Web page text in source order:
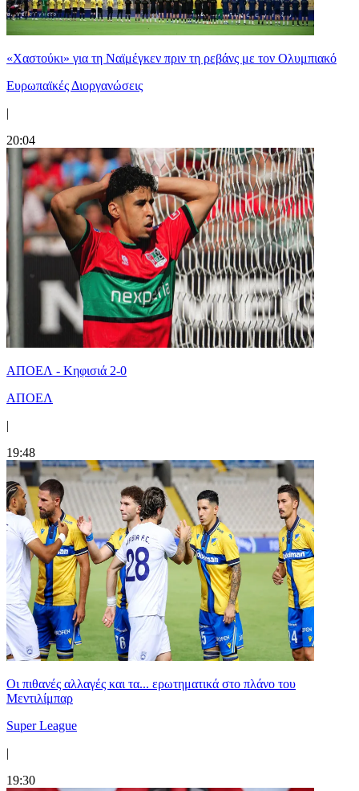
«Χαστούκι» για τη Ναϊμέγκεν πριν τη ρεβάνς με τον Ολυμπιακό
Ευρωπαϊκές Διοργανώσεις
|
20:04
ΑΠΟΕΛ - Κηφισιά 2-0
ΑΠΟΕΛ
|
19:48
Οι πιθανές αλλαγές και τα... ερωτηματικά στο πλάνο του
Μεντιλίμπαρ
Super League
|
19:30